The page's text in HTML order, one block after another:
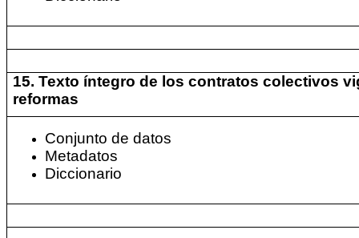
15. Texto íntegro de los contratos colectivos
reformas
Conjunto de datos
Metadatos
Diccionario